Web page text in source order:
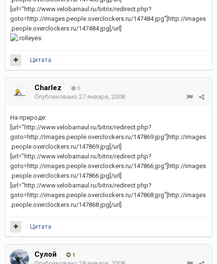
[url="http://www.velobarnaul.ru/bitrix/redirect.php?
goto=http://images.people.overclockers.ru/147484.jpg"]http://images
.people.overclockers.ru/147484.jpg[/url]
Цитата
Charlez 0
Опубликовано 27 января, 2008
На природе:
[url="http://www.velobarnaul.ru/bitrix/redirect.php?
goto=http://images.people.overclockers.ru/147869.jpg"]http://images
.people.overclockers.ru/147869.jpg[/url]
[url="http://www.velobarnaul.ru/bitrix/redirect.php?
goto=http://images.people.overclockers.ru/147866.jpg"]http://images
.people.overclockers.ru/147866.jpg[/url]
[url="http://www.velobarnaul.ru/bitrix/redirect.php?
goto=http://images.people.overclockers.ru/147868.jpg"]http://images
.people.overclockers.ru/147868.jpg[/url]
Цитата
Сулой 1